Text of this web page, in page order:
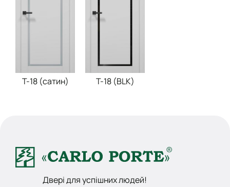
T-18 (сатин) Т-18 (BLK)
Двері для успішних людей!